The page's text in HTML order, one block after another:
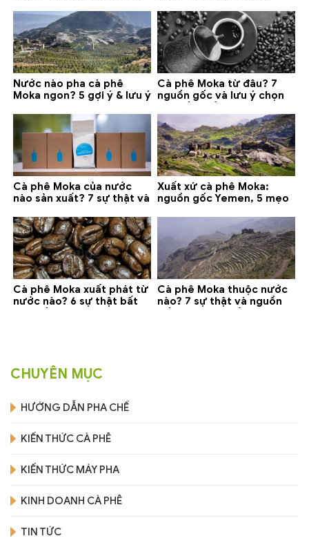
Nước nào pha cà phê
Moka ngon? 5 gợi ý & lưu ý
Cà phê Moka từ đâu? 7
nguồn gốc và lưu ý chọn
Cà phê Moka của nước
nào sản xuất? 7 sự thật và
Xuất xứ cà phê Moka:
nguồn gốc Yemen, 5 mẹo
Cà phê Moka xuất phát từ
nước nào? 6 sự thật bất
Cà phê Moka thuộc nước
nào? 7 sự thật và nguồn
CHUYÊN MỤC
HƯỚNG DẪN PHA CHẾ
KIẾN THỨC CÀ PHÊ
KIẾN THỨC MÁY PHA
KINH DOANH CÀ PHÊ
TIN TỨC